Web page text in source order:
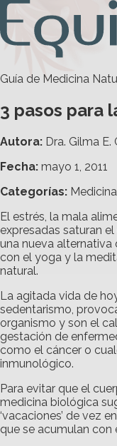
Guía de Medicina
3 pasos para
Autora: Dra. Gilma E.
Fecha: mayo 1, 2011
Categorías:
El estrés, la mala
expresadas saturan
una nueva
con el yoga y la
natural.
La agitada vida de
sedentarismo,
organismo y son el
gestación de
como el cáncer o
inmunológico.
Para evitar que el
medicina biológica
‘vacaciones’ de vez
que se acumulan con